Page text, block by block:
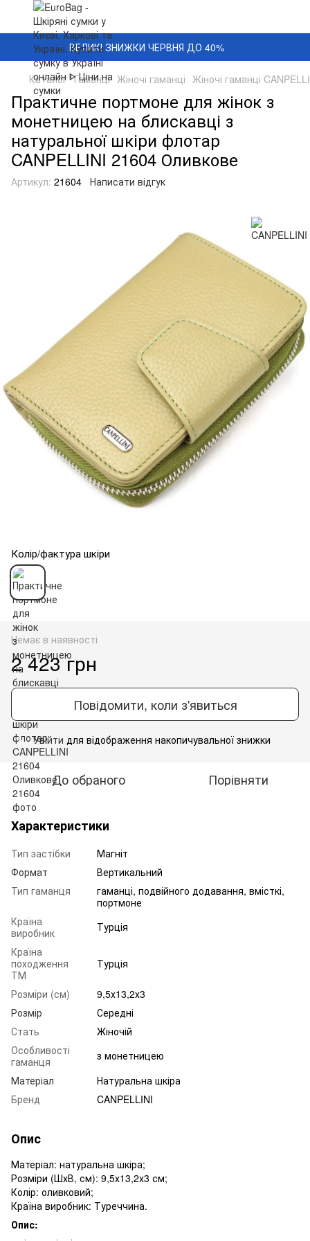
ВЕЛИКІ ЗНИЖКИ ЧЕРВНЯ ДО 40%
Каталог Гаманці Жіночі гаманці Жіночі гаманці
Практичне портмоне для жінок з
монетницею на блискавці з
натуральної шкіри флотар
CANPELLINI 21604 Оливкове
Артикул: 21604 Написати відгук
Колір/фактура шкіри
Немає в наявності
2 423 грн
Повідомити, коли з'явиться
% Увійти для відображення накопичувальної знижки
До обраного Порівняти
Характеристики
Тип застібки
Магніт
Формат
Вертикальний
Тип гаманця
гаманці, подвійного додавання, вмісткі,
портмоне
Країна
виробник
Турція
Країна
походження
ТМ
Турція
Розміри (см)
9,5х13,2х3
Розмір
Середні
Стать
Жіночій
Особливості
гаманця
з монетницею
Матеріал
Натуральна шкіра
Бренд
CANPELLINI
Опис
Матеріал: натуральна шкіра;
Розміри (ШхВ, см): 9,5х13,2х3 см;
Колір: оливковий;
Країна виробник: Туреччина.
Опис: